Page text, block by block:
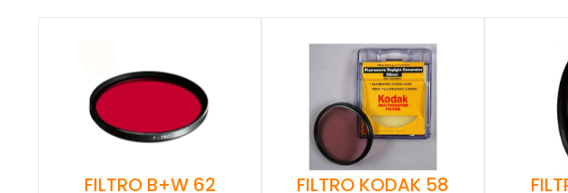
FILTRO B+W 62
FILTRO KODAK 58